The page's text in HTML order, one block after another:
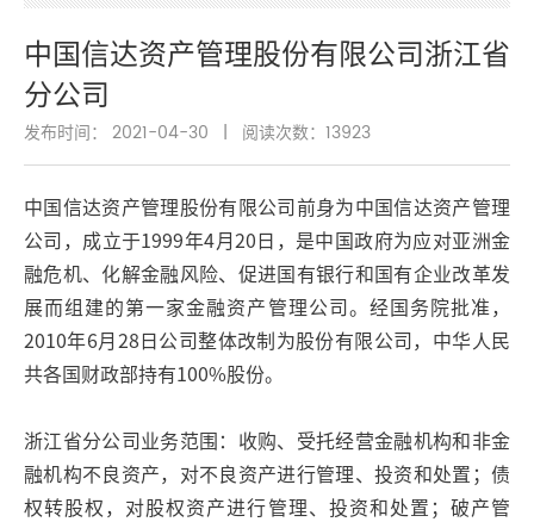
中国信达资产管理股份有限公司浙江省
分公司
发布时间： 2021-04-30 | 阅读次数： 13923
中国信达资产管理股份有限公司前身为中国信达资产管理
公司，成立于1999年4月20日，是中国政府为应对亚洲金
融危机、化解金融风险、促进国有银行和国有企业改革发
展而组建的第一家金融资产管理公司。经国务院批准，
2010年6月28日公司整体改制为股份有限公司，中华人民
共各国财政部持有100%股份。
浙江省分公司业务范围：收购、受托经营金融机构和非金
融机构不良资产，对不良资产进行管理、投资和处置；债
权转股权，对股权资产进行管理、投资和处置；破产管